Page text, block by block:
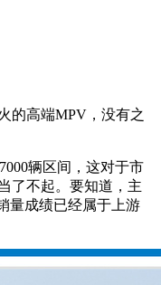
的高端MPV，没有之
辆区间，这对于市
了不起。要知道，主
量成绩已经属于上游